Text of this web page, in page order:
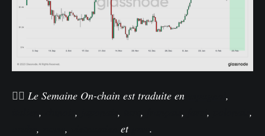
🏴‍☠️ Le Semaine On-chain est traduite en
,
, , , , , ,
,
, , et .